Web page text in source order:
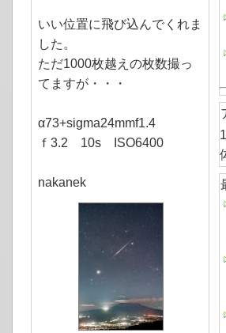
いい位置に飛び込んでくれま
した。
ただ1000枚越えの枚数撮っ
てますが・・・
α73+sigma24mmf1.4
ｆ3.2 10s ISO6400
nakanek